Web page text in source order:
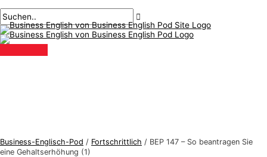
Inhalt
springen
Business-Englisch-Pod / Fortschrittlich / BEP 147 – So beantragen Sie
eine Gehaltserhöhung (1)
Sie
hier
ein..
B
u
s
i
E
S
u
c
h
h